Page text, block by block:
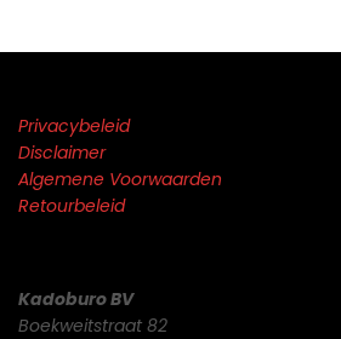
Privacybeleid
Disclaimer
Algemene Voorwaarden
Retourbeleid
Kadoburo BV
Boekweitstraat 82